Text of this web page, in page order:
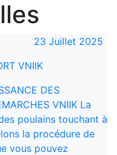
23 Juillet 2025
VNIIK
DES
VNIIK La
poulains touchant à
la procédure de
vous pouvez